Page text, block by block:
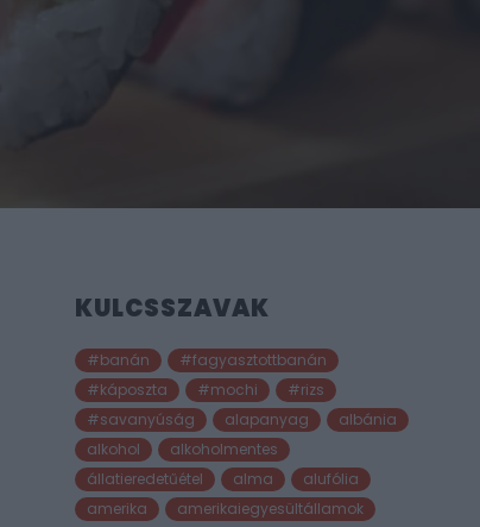
KULCSSZAVAK
#banán
#fagyasztottbanán
#káposzta
#mochi
#rizs
#savanyúság
alapanyag
albánia
alkohol
alkoholmentes
állatieredetűétel
alma
alufólia
amerika
amerikaiegyesültállamok